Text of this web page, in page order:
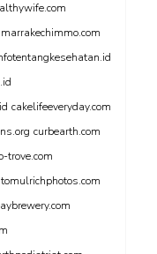
marrakechimmo.com
cakelifeeveryday.com
curbearth.com
trove.com
tomulrichphotos.com